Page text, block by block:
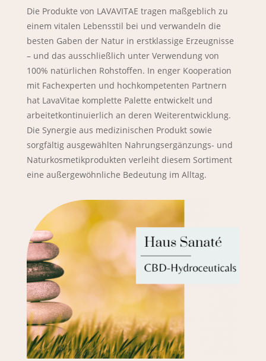
Die Produkte von LAVAVITAE tragen maßgeblich zu
einem vitalen Lebensstil bei und verwandeln die
besten Gaben der Natur in erstklassige Erzeugnisse
– und das ausschließlich unter Verwendung von
100% natürlichen Rohstoffen. In enger Kooperation
mit Fachexperten und hochkompetenten Partnern
hat LavaVitae komplette Palette entwickelt und
arbeitetkontinuierlich an deren Weiterentwicklung.
Die Synergie aus medizinischen Produkt sowie
sorgfältig ausgewählten Nahrungsergänzungs- und
Naturkosmetikprodukten verleiht diesem Sortiment
eine außergewöhnliche Bedeutung im Alltag.